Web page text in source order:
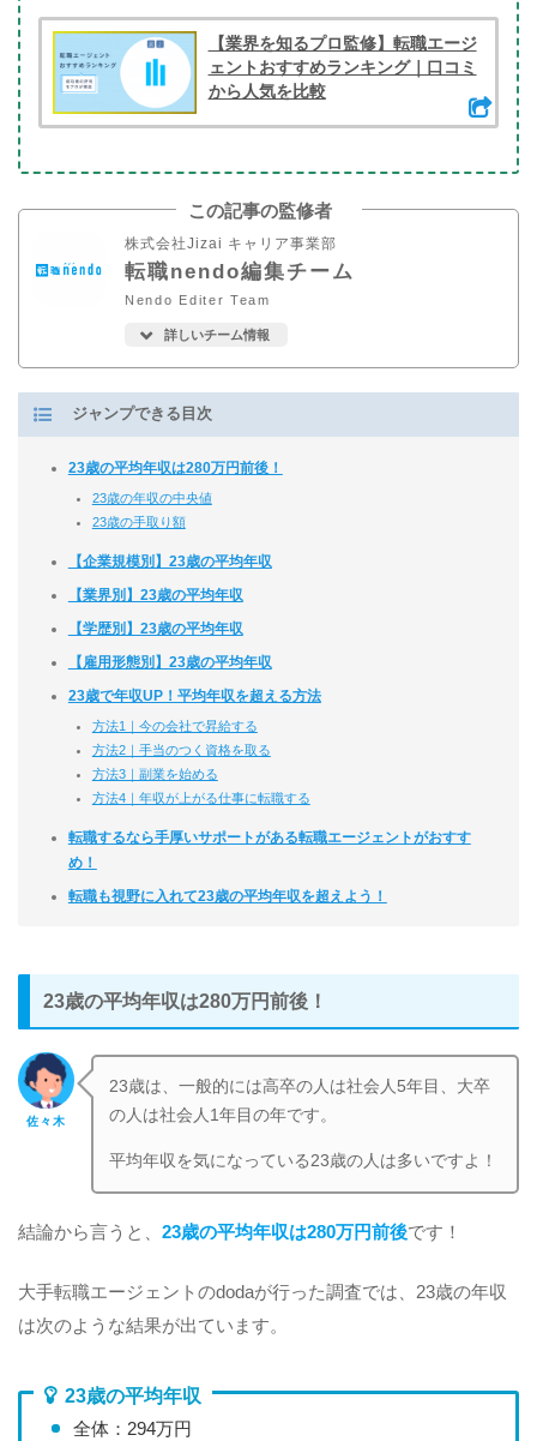
【業界を知るプロ監修】転職エージ
ェントおすすめランキング｜口コミ
から人気を比較
この記事の監修者
株式会社Jizai キャリア事業部
転職nendo編集チーム
Nendo Editer Team
詳しいチーム情報
ジャンプできる目次
23歳の平均年収は280万円前後！
23歳の年収の中央値
23歳の手取り額
【企業規模別】23歳の平均年収
【業界別】23歳の平均年収
【学歴別】23歳の平均年収
【雇用形態別】23歳の平均年収
23歳で年収UP！平均年収を超える方法
方法1｜今の会社で昇給する
方法2｜手当のつく資格を取る
方法3｜副業を始める
方法4｜年収が上がる仕事に転職する
転職するなら手厚いサポートがある転職エージェントがおすす
め！
転職も視野に入れて23歳の平均年収を超えよう！
23歳の平均年収は280万円前後！
佐々木
23歳は、一般的には高卒の人は社会人5年目、大卒
の人は社会人1年目の年です。
平均年収を気になっている23歳の人は多いですよ！
結論から言うと、 23歳の平均年収は280万円前後です！
大手転職エージェントのdodaが行った調査では、23歳の年収
は次のような結果が出ています。
23歳の平均年収
全体：294万円